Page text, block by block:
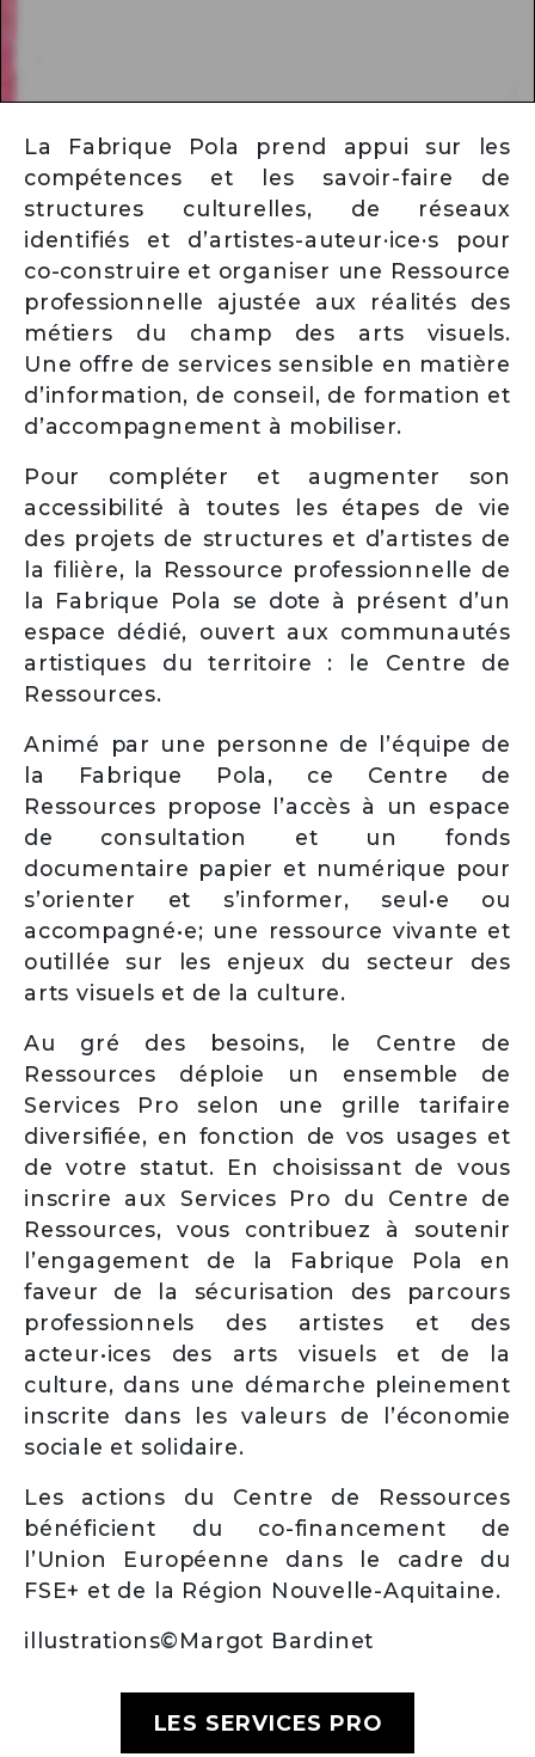
La Fabrique Pola prend appui sur les
compétences et les savoir-faire de
structures culturelles, de réseaux
identifiés et d’artistes-auteur·ice·s pour
co-construire et organiser une Ressource
professionnelle ajustée aux réalités des
métiers du champ des arts visuels.
Une offre de services sensible en matière
d’information, de conseil, de formation et
d’accompagnement à mobiliser.
Pour compléter et augmenter son
accessibilité à toutes les étapes de vie
des projets de structures et d’artistes de
la filière, la Ressource professionnelle de
la Fabrique Pola se dote à présent d’un
espace dédié, ouvert aux communautés
artistiques du territoire : le Centre de
Ressources.
Animé par une personne de l’équipe de
la Fabrique Pola, ce Centre de
Ressources propose l’accès à un espace
de consultation et un fonds
documentaire papier et numérique pour
s’orienter et s’informer, seul•e ou
accompagné•e; une ressource vivante et
outillée sur les enjeux du secteur des
arts visuels et de la culture.
Au gré des besoins, le Centre de
Ressources déploie un ensemble de
Services Pro selon une grille tarifaire
diversifiée, en fonction de vos usages et
de votre statut. En choisissant de vous
inscrire aux Services Pro du Centre de
Ressources, vous contribuez à soutenir
l’engagement de la Fabrique Pola en
faveur de la sécurisation des parcours
professionnels des artistes et des
acteur•ices des arts visuels et de la
culture, dans une démarche pleinement
inscrite dans les valeurs de l’économie
sociale et solidaire.
Les actions du Centre de Ressources
bénéficient du co-financement de
l’Union Européenne dans le cadre du
FSE+ et de la Région Nouvelle-Aquitaine.
illustrations©Margot Bardinet
LES SERVICES PRO